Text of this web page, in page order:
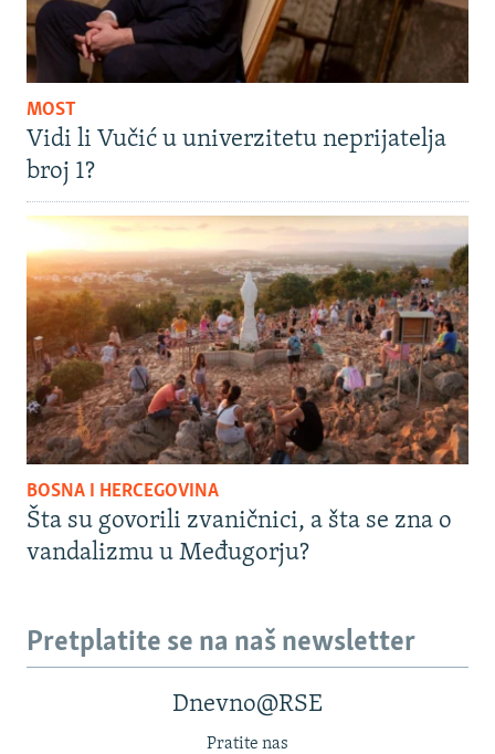
MOST
Vidi li Vučić u univerzitetu neprijatelja
broj 1?
BOSNA I HERCEGOVINA
Šta su govorili zvaničnici, a šta se zna o
vandalizmu u Međugorju?
Pretplatite se na naš newsletter
Dnevno@RSE
Pratite nas